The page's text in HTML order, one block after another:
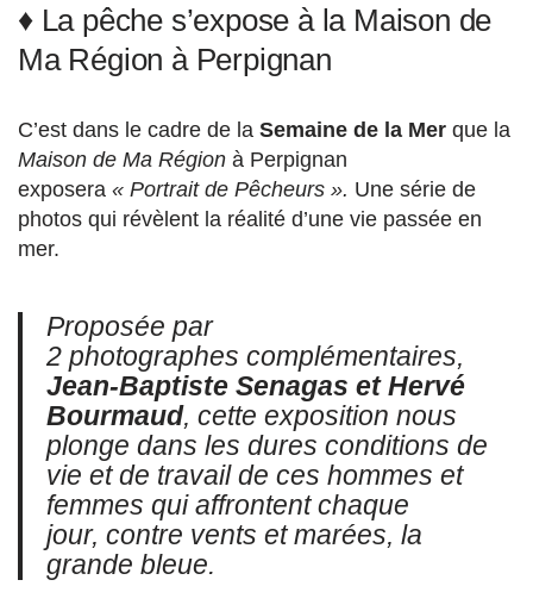
♦ La pêche s’expose à la Maison de
Ma Région à Perpignan
C’est dans le cadre de la Semaine de la Mer que la
Maison de Ma Région à Perpignan
exposera « Portrait de Pêcheurs ». Une série de
photos qui révèlent la réalité d’une vie passée en
mer.
Proposée par
2 photographes complémentaires,
Jean-Baptiste Senagas et Hervé
Bourmaud, cette exposition nous
plonge dans les dures conditions de
vie et de travail de ces hommes et
femmes qui affrontent chaque
jour, contre vents et marées, la
grande bleue.